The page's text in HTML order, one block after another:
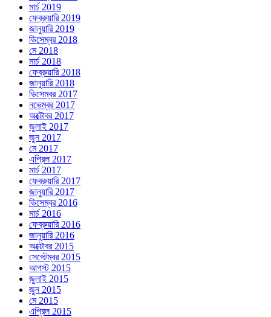
মার্চ 2019
ফেব্রুয়ারি 2019
জানুয়ারি 2019
ডিসেম্বর 2018
মে 2018
মার্চ 2018
ফেব্রুয়ারি 2018
জানুয়ারি 2018
ডিসেম্বর 2017
নভেম্বর 2017
অক্টোবর 2017
জুলাই 2017
জুন 2017
মে 2017
এপ্রিল 2017
মার্চ 2017
ফেব্রুয়ারি 2017
জানুয়ারি 2017
ডিসেম্বর 2016
মার্চ 2016
ফেব্রুয়ারি 2016
জানুয়ারি 2016
অক্টোবর 2015
সেপ্টেম্বর 2015
আগস্ট 2015
জুলাই 2015
জুন 2015
মে 2015
এপ্রিল 2015